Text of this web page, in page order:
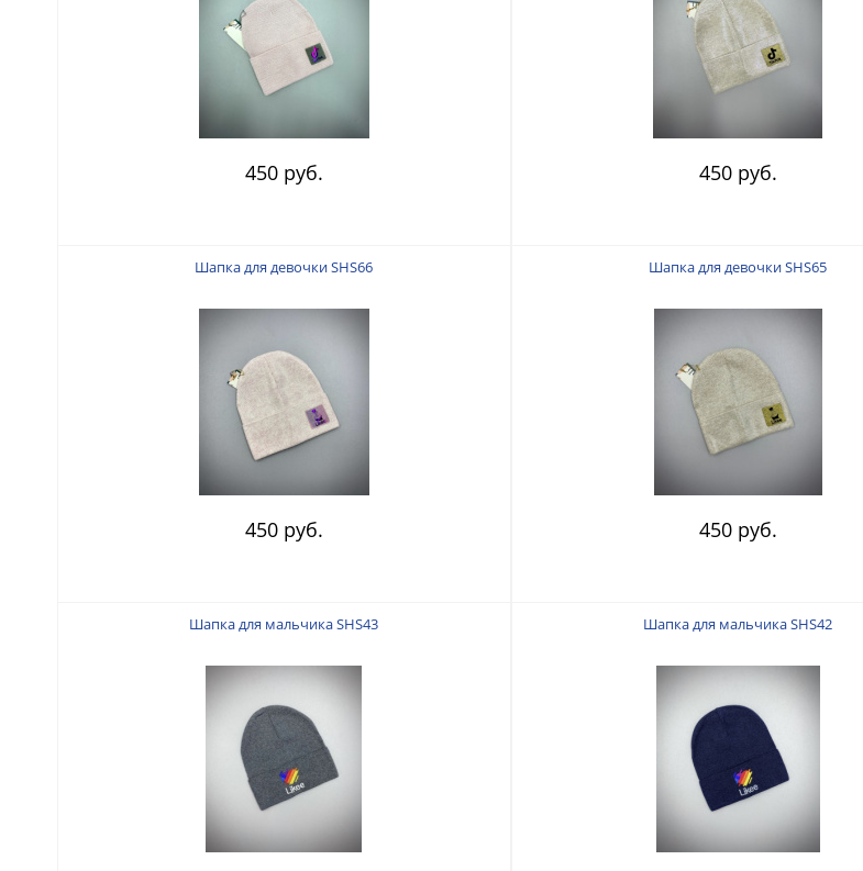
450 руб. 450 руб.
Шапка для девочки SHS66
450 руб.
Шапка для девочки SHS65
450 руб.
Шапка для мальчика SHS43 Шапка для мальчика SHS42